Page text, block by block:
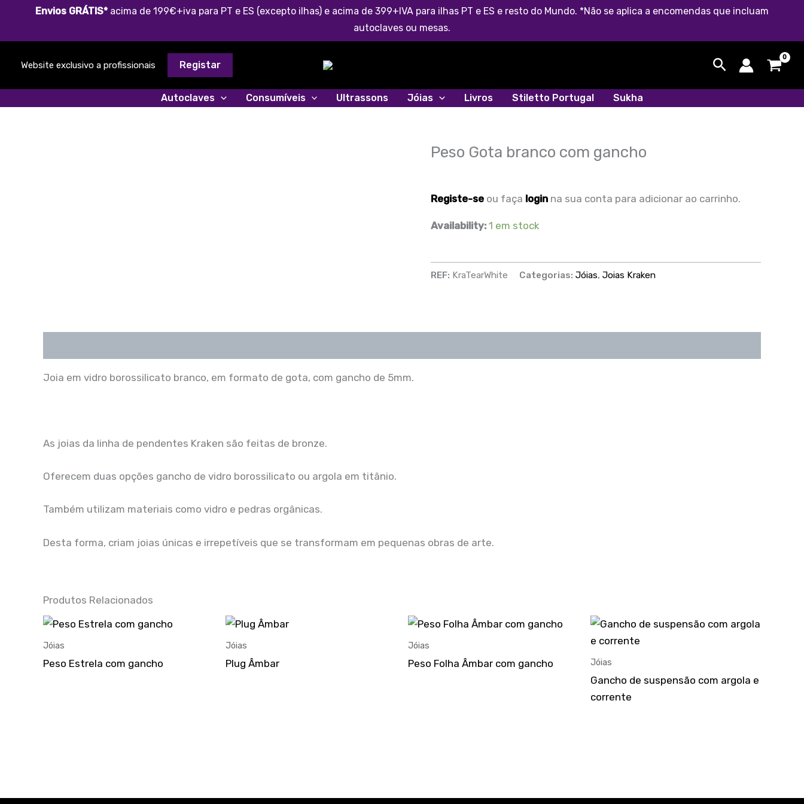
content
Envios GRÁTIS* acima de 199€+iva para PT e ES (excepto ilhas) e acima de 399+IVA para ilhas PT e ES e resto do Mundo. *Não se aplica a encomendas que incluam
autoclaves ou mesas.
Website exclusivo a profissionais Registar Search
Autoclaves Consumíveis Ultrassons Jóias Livros Stiletto Portugal Sukha
Peso Gota branco com gancho
Registe-se ou faça login na sua conta para adicionar ao carrinho.
Availability: 1 em stock
Quantidade
Gota
REF: KraTearWhite Categorias: Jóias, Joias Kraken
Joia em vidro borossilicato branco, em formato de gota, com gancho de 5mm.
As joias da linha de pendentes Kraken são feitas de bronze.
Oferecem duas opções gancho de vidro borossilicato ou argola em titânio.
Também utilizam materiais como vidro e pedras orgânicas.
Desta forma, criam joias únicas e irrepetíveis que se transformam em pequenas obras de arte.
Produtos Relacionados
Jóias
Peso Estrela com gancho
Jóias
Plug Âmbar
This
product
multiple
Jóias
Peso Folha Âmbar com gancho Jóias
Gancho de suspensão com argola e
corrente